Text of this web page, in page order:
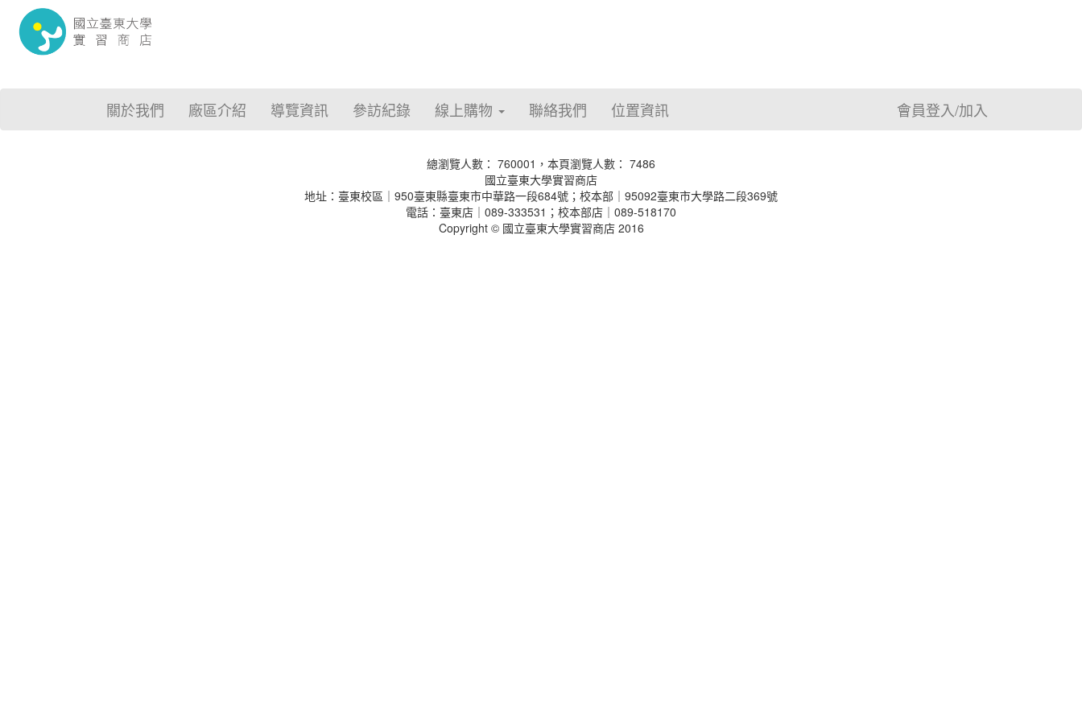
會員登入/加入
關於我們 廠區介紹 導覽資訊 參訪紀錄 線上購物 聯絡我們 位置資訊
總瀏覽人數： 760001，本頁瀏覽人數： 7486
國立臺東大學實習商店
地址：臺東校區｜950臺東縣臺東市中華路一段684號；校本部｜95092臺東市大學路二段369號
電話：臺東店｜089-333531；校本部店｜089-518170
Copyright © 國立臺東大學實習商店 2016